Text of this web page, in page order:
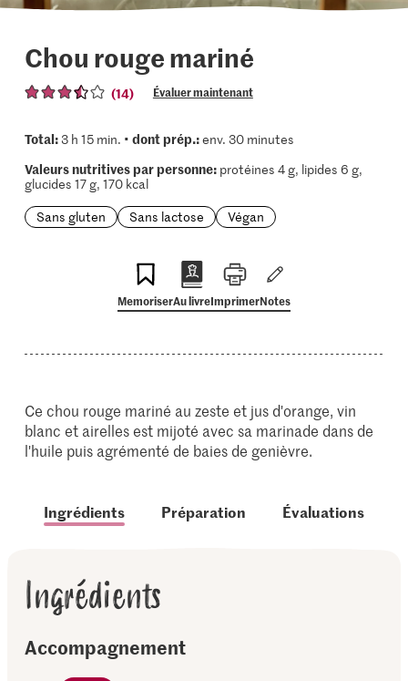
Chou rouge mariné
(14) Évaluer maintenant
Total:3 h 15 min. • dont prép.:env. 30 minutes
Valeurs nutritives par personne:protéines 4 g, lipides 6 g,
glucides 17 g, 170 kcal
Sans gluten
Sans lactose Végan
MemoriserAu livreImprimerNotes
Ce chou rouge mariné au zeste et jus d'orange, vin
blanc et airelles est mijoté avec sa marinade dans de
l'huile puis agrémenté de baies de genièvre.
Ingrédients Préparation Évaluations
Ingrédients
Accompagnement